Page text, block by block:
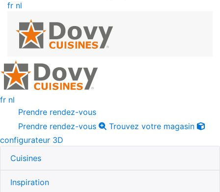
fr nl
fr nl
Prendre rendez-vous
Prendre rendez-vous
Trouvez votre magasin
configurateur 3D
Cuisines
Inspiration